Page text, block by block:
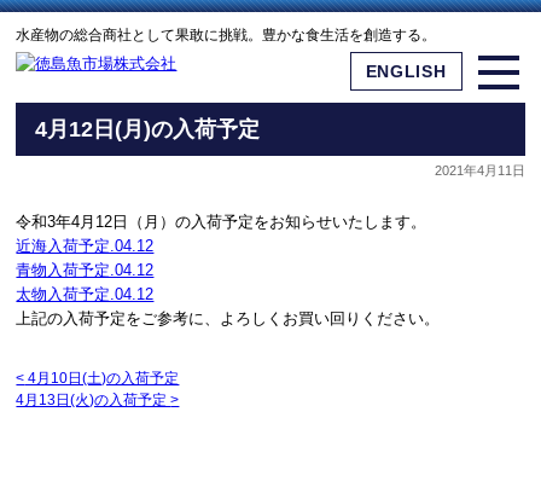
水産物の総合商社として果敢に挑戦。豊かな食生活を創造する。
ENGLISH
4月12日(月)の入荷予定
2021年4月11日
令和3年4月12日（月）の入荷予定をお知らせいたします。
近海入荷予定.04.12
青物入荷予定.04.12
太物入荷予定.04.12
上記の入荷予定をご参考に、よろしくお買い回りください。
< 4月10日(土)の入荷予定
4月13日(火)の入荷予定>